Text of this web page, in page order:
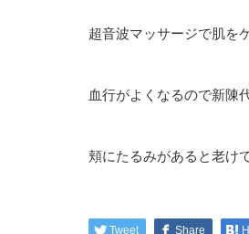
超音波マッサージで肌を
血行がよくなるので新陳
頬にたるみがあると老け
Tweet Share